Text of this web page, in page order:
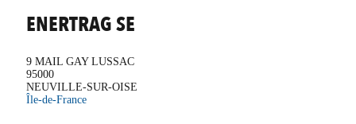
ENERTRAG SE
9 MAIL GAY LUSSAC
95000
NEUVILLE-SUR-OISE
Île-de-France